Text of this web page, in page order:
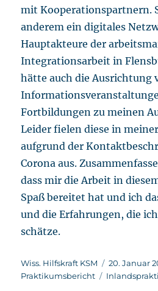
mit Kooperationspartnern.
anderem ein digitales
Hauptakteure der
Integrationsarbeit in
hätte auch die Ausrichtung
Fortbildungen zu meinen
Leider fielen diese in
aufgrund der
Corona aus.
dass mir die Arbeit in
Spaß bereitet hat und ich
und die Erfahrungen, die
schätze.
Autor
Wiss. Hilfskraft KSM
am
20. Januar
Praktikumsbericht
Schlagwörter